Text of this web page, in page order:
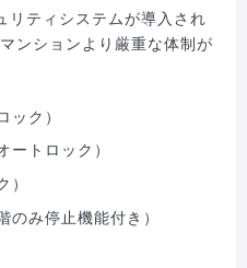
リティシステムが導入され
ンションより厳重な体制が
ク）
トロック）
み停止機能付き）